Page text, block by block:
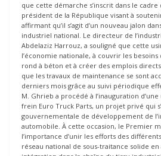
que cette démarche s’inscrit dans le
président de la République visant à
affirmant qu’il s’agit d’un nouveau jalon
industriel national. Le directeur de
Abdelaziz Harrouz, a souligné que cette
l’économie nationale, à couvrir les
rond à béton et à créer des emplois
que les travaux de maintenance se sont
derniers mois grâce au suivi périodique
M. Ghrieb a procédé à l’inauguration
frein Euro Truck Parts, un projet privé qui
gouvernementale de développement de
automobile. À cette occasion, le Premier
l’importance d’unir les efforts des
réseau national de sous-traitance solide